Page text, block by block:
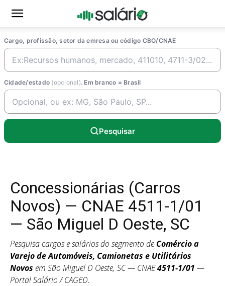
Cargo, profissão, setor da emresa ou código CBO/CNAE
Cidade/estado (opcional). Em branco = Brasil
Pesquisar
Concessionárias (Carros
Novos) — CNAE 4511-1/01
— São Miguel D Oeste, SC
Pesquisa cargos e salários do segmento de Comércio a
Varejo de Automóveis, Camionetas e Utilitários
Novos em São Miguel D Oeste, SC — CNAE4511-1/01 —
Portal Salário / CAGED.